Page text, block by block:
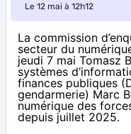
Le 12 mai à 12h12
La commission
secteur du
jeudi 7 mai Tomasz
systèmes
finances publiques
gendarmerie) Marc
numérique des
depuis juillet 2025.